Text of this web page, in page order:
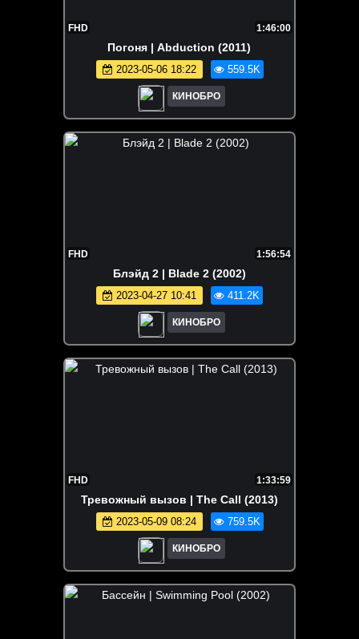
FHD 1:46:00
Погоня | Abduction (2011)
2023-05-06 18:22 559.5K
КИНОБРО
FHD 1:56:54
Блэйд 2 | Blade 2 (2002)
2023-04-27 10:41 411.2K
КИНОБРО
FHD 1:33:59
Тревожный вызов | The Call (2013)
2023-05-09 08:24 759.5K
КИНОБРО